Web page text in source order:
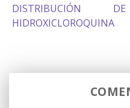
DISTRIBUCIÓN
HIDROXICLOROQUINA